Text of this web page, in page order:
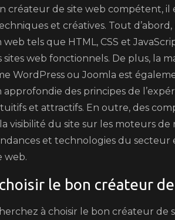
créateur de site web compétent, il
et créatives. Tout
tels que HTML, CSS et
web fonctionnels. De plus, la
WordPress ou Joomla est
des principes de
et attractifs. En outre, des
visibilité du site sur les moteurs
et technologies du
web.
le bon créateur
à choisir le bon créateur